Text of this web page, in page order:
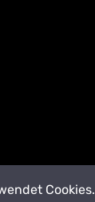
Cookies.